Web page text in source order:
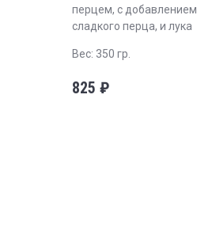
перцем, с добавлением
сладкого перца, и лука
Вес: 350 гр.
825 ₽